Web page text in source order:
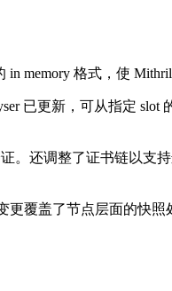
memory 格式，使
已更新，可从指定 slot
。还调整了证书链以支
更覆盖了节点层面的快